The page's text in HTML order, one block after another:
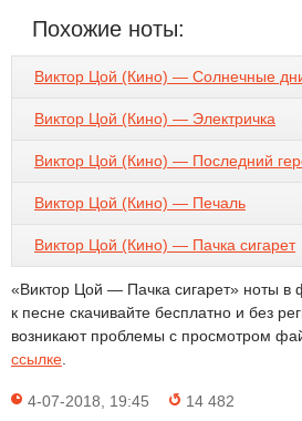
Похожие ноты:
Виктор Цой (Кино) — Солнечные
Виктор Цой (Кино) — Электричка
Виктор Цой (Кино) — Последний
Виктор Цой (Кино) — Печаль
Виктор Цой (Кино) — Пачка сигарет
«Виктор Цой — Пачка сигарет» ноты в
к песне скачивайте бесплатно и без
возникают проблемы с просмотром
ссылке
4-07-2018, 19:45
14 482